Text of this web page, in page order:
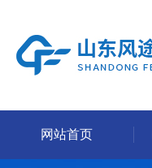
网站首页